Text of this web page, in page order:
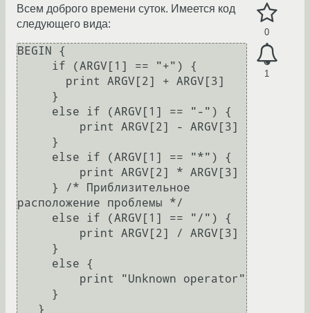
0
1
Всем доброго времени суток. Имеется код
следующего вида:
BEGIN {
расположение проблемы */